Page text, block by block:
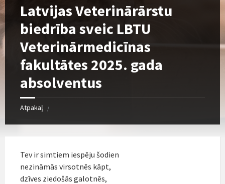
Latvijas Veterinārārstu
biedrība sveic LBTU
Veterinārmedicīnas
fakultātes 2025. gada
absolventus
Atpakaļ /
Tev ir simtiem iespēju šodien
nezināmās virsotnēs kāpt,
dzīves ziedošās galotnēs,